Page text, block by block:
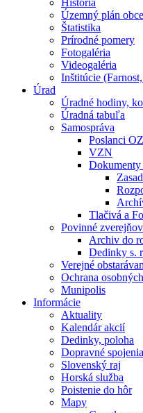
História
Územný plán
Štatistika
Prírodné pomery
Fotogaléria
Videogaléria
Inštitúcie
Úrad
Úradné hodiny,
Úradná tabuľa
Samospráva
Poslanci OZ
VZN
Tlačivá a
Povinné
Archiv do
Dedinky s.
Verejné
Ochrana
Munipolis
Informácie
Aktuality
Kalendár akcií
Dedinky, poloha
Dopravné spojenia
Slovenský raj
Horská služba
Poistenie do hôr
Mapy